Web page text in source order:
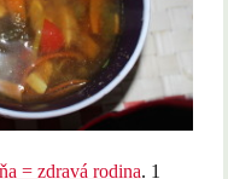
= zdravá rodina. 1